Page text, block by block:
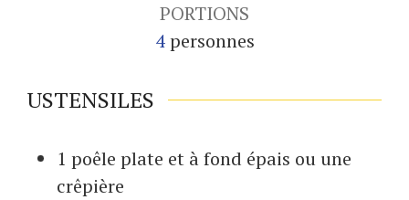
PORTIONS
4 personnes
USTENSILES
1 poêle plate et à fond épais ou une
crêpière